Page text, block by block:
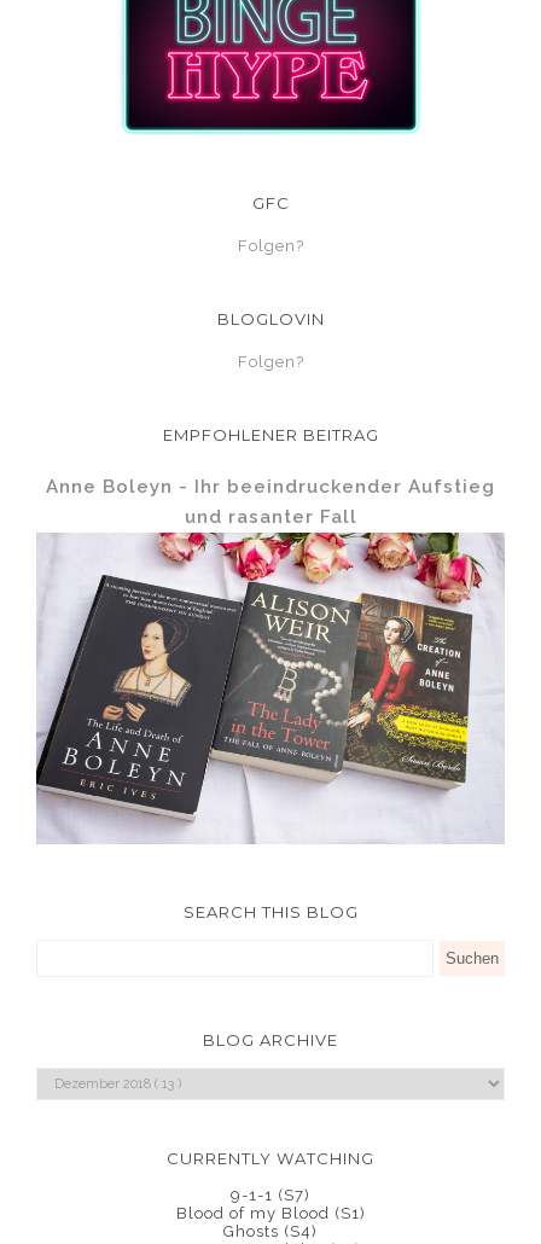
GFC
Folgen?
BLOGLOVIN
Folgen?
EMPFOHLENER BEITRAG
Anne Boleyn - Ihr beeindruckender Aufstieg
und rasanter Fall
SEARCH THIS BLOG
BLOG ARCHIVE
CURRENTLY WATCHING
9-1-1 (S7)
Blood of my Blood (S1)
Ghosts (S4)